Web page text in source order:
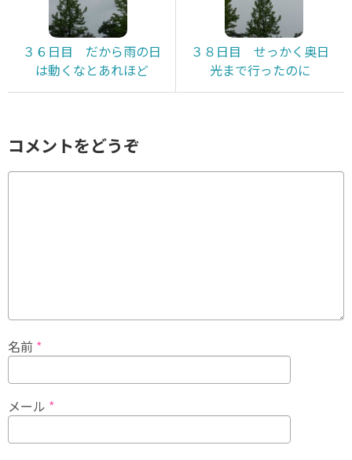
３６日目 だから雨の日
は動くなとあれほど
３８日目 せっかく奥日
光まで行ったのに
コメントをどうぞ
名前 *
メール *